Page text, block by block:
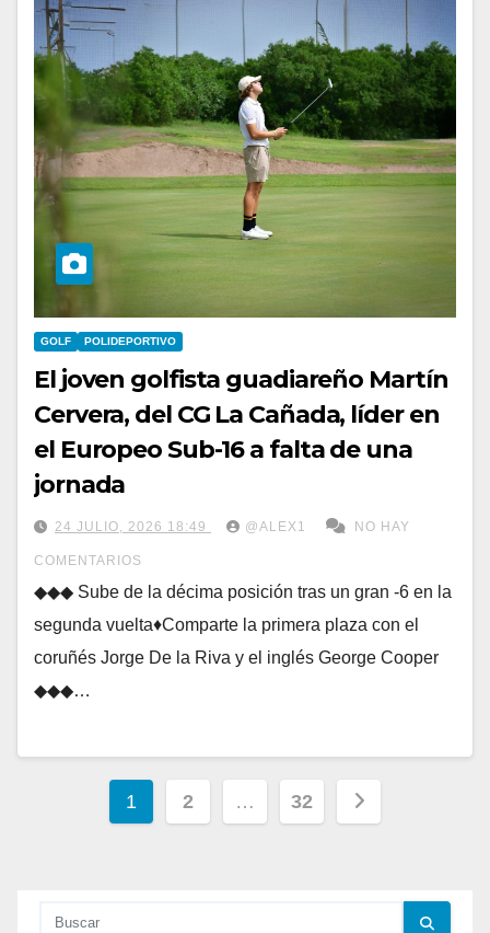
GOLF POLIDEPORTIVO
El joven golfista guadiareño Martín
Cervera, del CG La Cañada, líder en
el Europeo Sub-16 a falta de una
jornada
24 JULIO, 2026 18:49 @ALEX1 NO HAY
COMENTARIOS
◆◆◆ Sube de la décima posición tras un gran -6 en la
segunda vuelta♦Comparte la primera plaza con el
coruñés Jorge De la Riva y el inglés George Cooper
◆◆◆…
Paginación
1 2 … 32